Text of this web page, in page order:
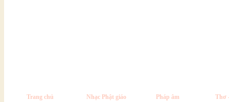
Trang chủ Nhạc Phật giáo Pháp âm Thơ